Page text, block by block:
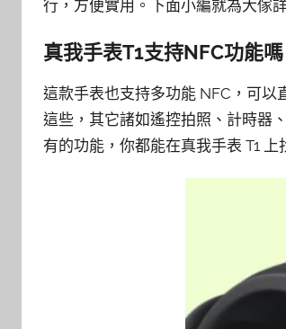
行，方便實用。下面小編就為大傢
真我手表T1支持NFC功能嗎
這款手表也支持多功能 NFC，可以
這些，其它諸如遙控拍照、計時器
有的功能，你都能在真我手表 T1 上